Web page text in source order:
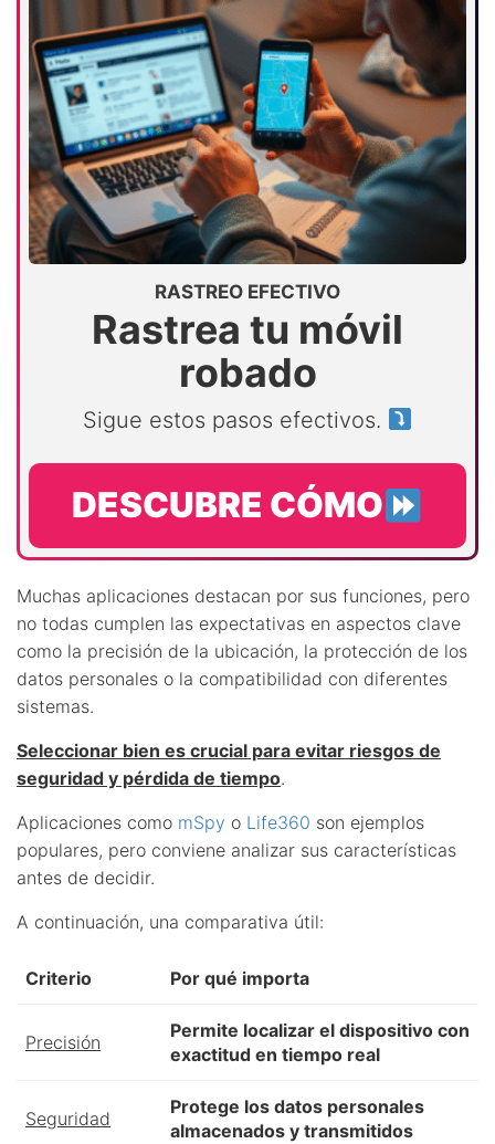
RASTREO EFECTIVO
Rastrea tu móvil
robado
Sigue estos pasos efectivos.
DESCUBRE CÓMO
Muchas aplicaciones destacan por sus funciones, pero
no todas cumplen las expectativas en aspectos clave
como la precisión de la ubicación, la protección de los
datos personales o la compatibilidad con diferentes
sistemas.
Seleccionar bien es crucial para evitar riesgos de
seguridad y pérdida de tiempo.
Aplicaciones como mSpy o Life360 son ejemplos
populares, pero conviene analizar sus características
antes de decidir.
A continuación, una comparativa útil:
Criterio Por qué importa
Precisión
Permite localizar el dispositivo con
exactitud en tiempo real
Seguridad
Protege los datos personales
almacenados y transmitidos